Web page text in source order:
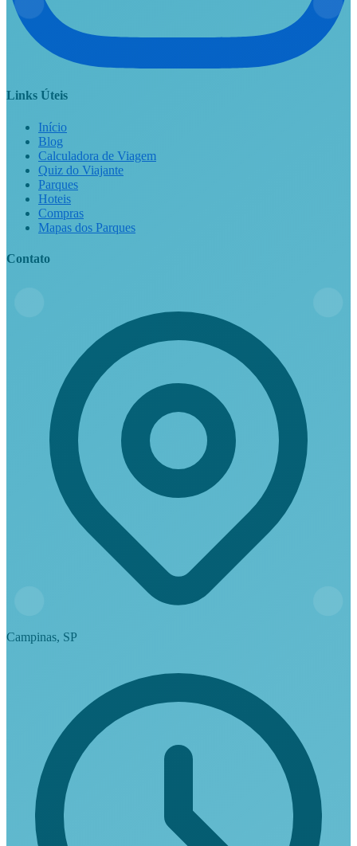
Links Úteis
Início
Blog
Calculadora de Viagem
Quiz do Viajante
Parques
Hoteis
Compras
Mapas dos Parques
Contato
Campinas, SP